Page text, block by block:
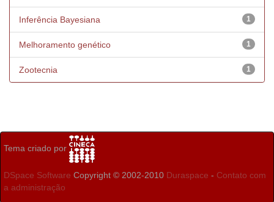
1
Inferência Bayesiana
1
Melhoramento genético
1
Zootecnia
Tema criado por
DSpace Software Copyright © 2002-2010 Duraspace - Contato com
a administração